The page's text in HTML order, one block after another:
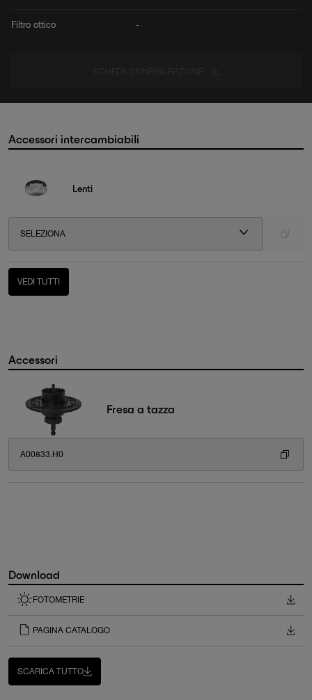
Filtro ottico -
Accessori intercambiabili
Lenti
SELEZIONA
VEDI TUTTI
Accessori
Fresa a tazza
A00833.H0
Download
FOTOMETRIE
PAGINA CATALOGO
SCARICA TUTTO